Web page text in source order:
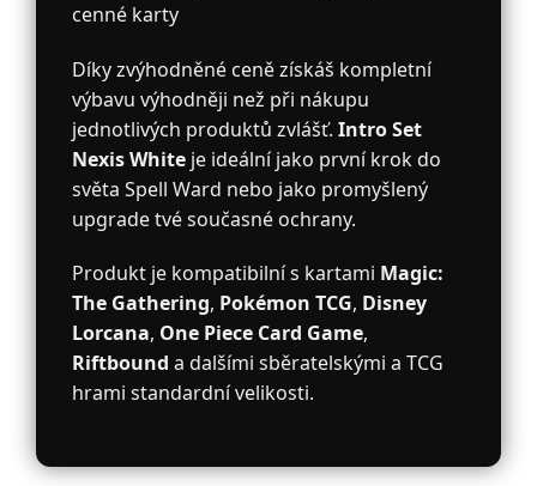
cenné karty
Díky zvýhodněné ceně získáš kompletní
výbavu výhodněji než při nákupu
jednotlivých produktů zvlášť. Intro Set
Nexis White je ideální jako první krok do
světa Spell Ward nebo jako promyšlený
upgrade tvé současné ochrany.
Produkt je kompatibilní s kartami Magic:
The Gathering, Pokémon TCG, Disney
Lorcana, One Piece Card Game,
Riftbound a dalšími sběratelskými a TCG
hrami standardní velikosti.